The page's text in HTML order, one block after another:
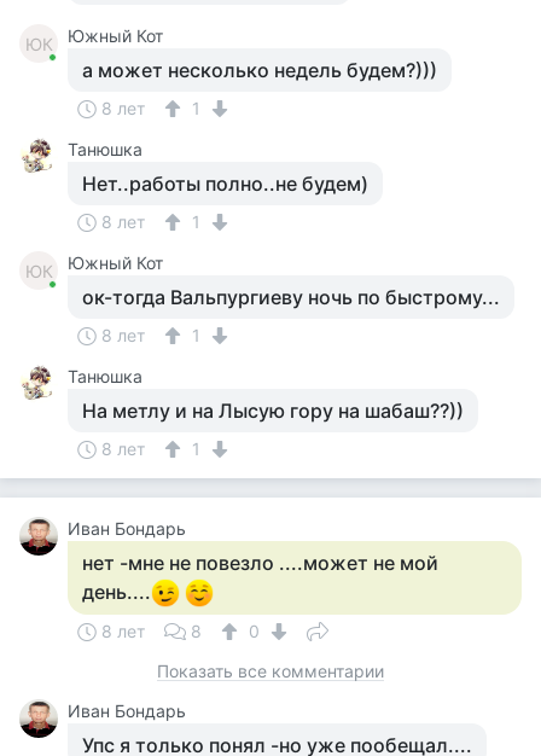
ЮК Южный Кот
а может несколько недель будем?)))
8 лет
1
Танюшка
Нет..работы полно..не будем)
8 лет 1
ЮК Южный Кот
ок-тогда Вальпургиеву ночь по быстрому...
8 лет
1
Танюшка
На метлу и на Лысую гору на шабаш??))
8 лет 1
Иван Бондарь
нет -мне не повезло ....может не мой
день....
8 лет 8
0
Показать все комментарии
Иван Бондарь
Упс я только понял -но уже пообещал....